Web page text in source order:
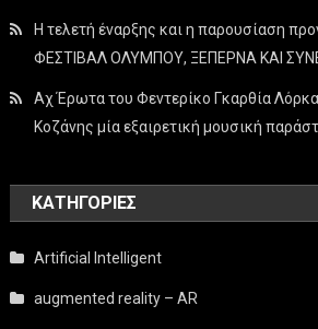
Η τελετή έναρξης και η παρουσίαση
ΦΕΣΤΙΒΑΛ ΟΛΥΜΠΟΥ, ΞΕΠΕΡΝΑ ΚΑΙ
Αχ Έρωτα του Φεντερίκο Γκαρθία
Κοζάνης μία εξαιρετική μουσική
KΑΤΗΓΟΡΊΕΣ
Artificial Intelligent
augmented reality – AR